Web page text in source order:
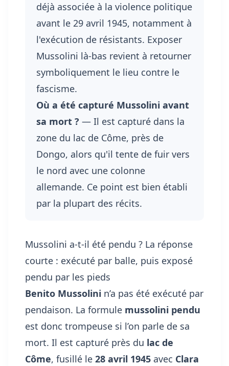
déjà associée à la violence politique
avant le 29 avril 1945, notamment à
l'exécution de résistants. Exposer
Mussolini là-bas revient à retourner
symboliquement le lieu contre le
fascisme.
Où a été capturé Mussolini avant
sa mort ? — Il est capturé dans la
zone du lac de Côme, près de
Dongo, alors qu'il tente de fuir vers
le nord avec une colonne
allemande. Ce point est bien établi
par la plupart des récits.
Mussolini a-t-il été pendu ? La réponse
courte : exécuté par balle, puis exposé
pendu par les pieds
Benito Mussolini n’a pas été exécuté par
pendaison. La formule mussolini pendu
est donc trompeuse si l’on parle de sa
mort. Il est capturé près du lac de
Côme, fusillé le 28 avril 1945 avec Clara